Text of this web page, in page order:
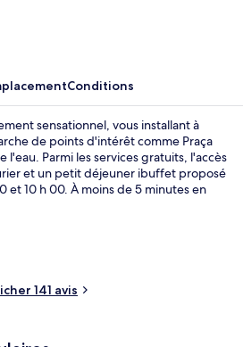
Conditions
sensationnel, vous installant à
de points d'intérêt comme Praça
l'eau. Parmi les services gratuits, l'accès
et un petit déjeuner ibuffet proposé
et 10 h 00. À moins de 5 minutes en
Netto.
141 avis